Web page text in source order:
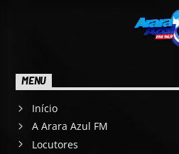
MENU
Início
A Arara Azul FM
Locutores